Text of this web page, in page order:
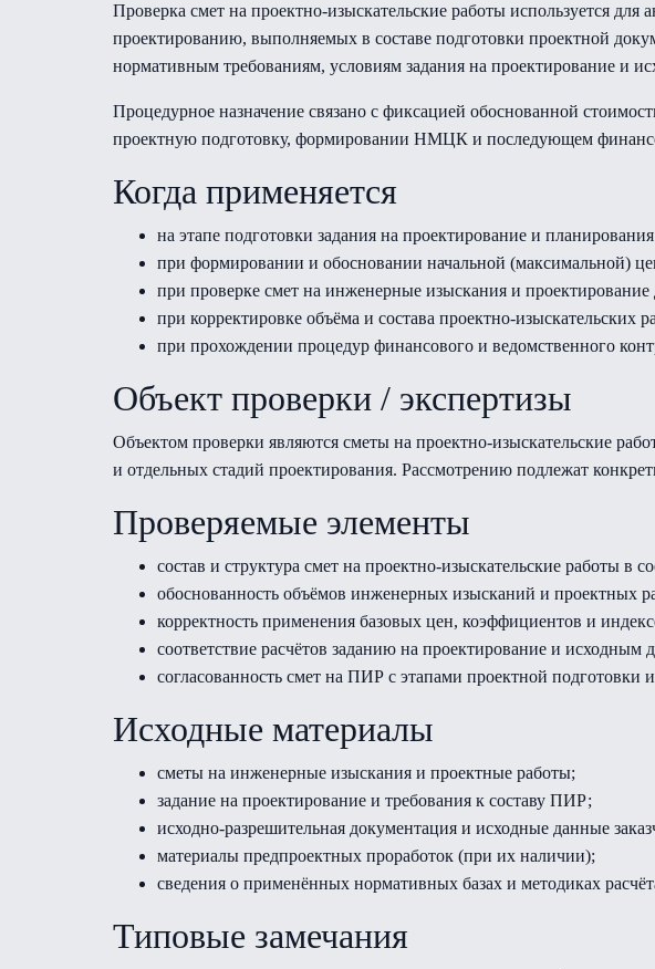
Проверка смет на проектно-изыскательские работы используется
проектированию, выполняемых в составе подготовки проектной
нормативным требованиям, условиям задания на проектирование
Процедурное назначение связано с фиксацией обоснованной
проектную подготовку, формировании НМЦК и последующем
Когда применяется
на этапе подготовки задания на проектирование и
при формировании и обосновании начальной (максимальной)
при проверке смет на инженерные изыскания и
при корректировке объёма и состава проектно-изыскательских
при прохождении процедур финансового и ведомственного
Объект проверки / экспертизы
Объектом проверки являются сметы на проектно-изыскательские
и отдельных стадий проектирования. Рассмотрению подлежат
Проверяемые элементы
состав и структура смет на проектно-изыскательские работы в
обоснованность объёмов инженерных изысканий и проектных
корректность применения базовых цен, коэффициентов и
соответствие расчётов заданию на проектирование и исходным
согласованность смет на ПИР с этапами проектной
Исходные материалы
сметы на инженерные изыскания и проектные работы;
задание на проектирование и требования к составу ПИР;
исходно-разрешительная документация и исходные данные
материалы предпроектных проработок (при их наличии);
сведения о применённых нормативных базах и методиках
Типовые замечания